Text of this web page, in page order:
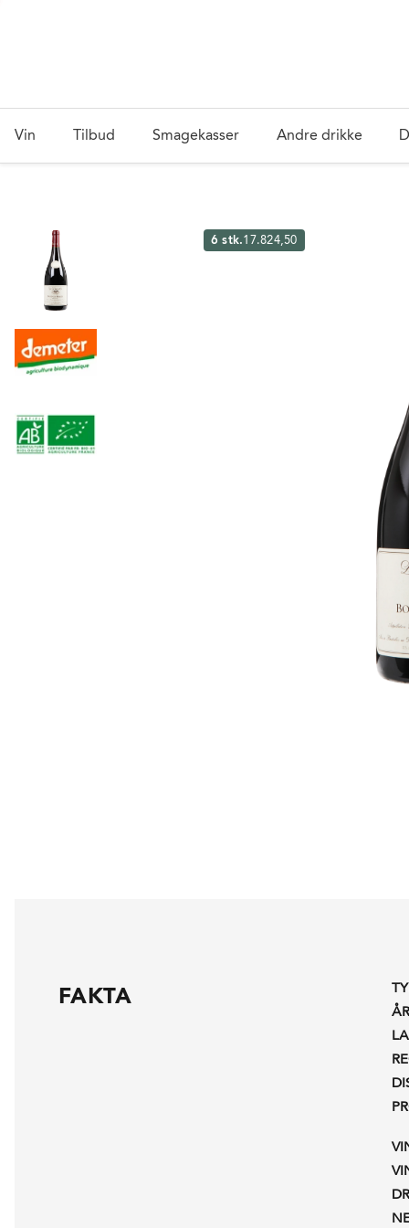
Vin Tilbud Smagekasser Andre drikke
6 stk.17.824,50
FAKTA